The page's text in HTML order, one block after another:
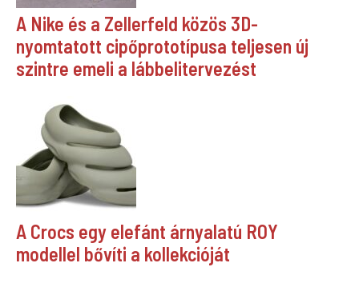
A Nike és a Zellerfeld közös 3D-
nyomtatott cipőprototípusa teljesen új
szintre emeli a lábbelitervezést
A Crocs egy elefánt árnyalatú ROY
modellel bővíti a kollekcióját